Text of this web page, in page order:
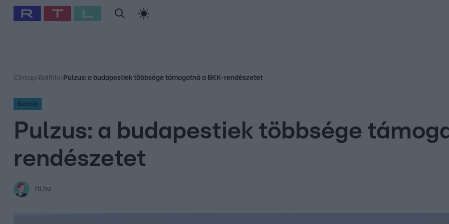
Babits Marcella Szellő István Most Wanted
Címlap› Belföld › Pulzus: a budapestiek többsége támogatná a BKK-rendészetet
Belföld
Pulzus: a budapestiek többsége
rendészetet
rtl.hu